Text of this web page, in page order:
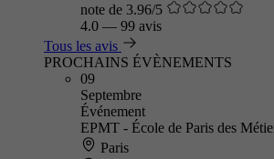
note de 3.96/5
4.0 — 99 avis
Tous les avis
PROCHAINS ÉVÈNEMENTS
09
Septembre
Événement
EPMT - École de Paris des
Paris